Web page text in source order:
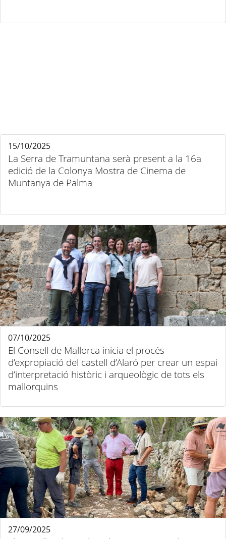
La Serra de Tramuntana serà present a la 16a
edició de la Colonya Mostra de Cinema de
Muntanya de Palma
15/10/2025
El Consell de Mallorca inicia el procés
d’expropiació del castell d’Alaró per crear un espai
d’interpretació històric i arqueològic de tots els
mallorquins
07/10/2025
27/09/2025